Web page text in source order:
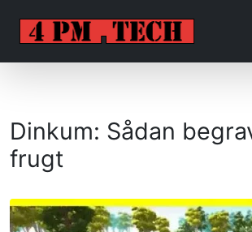
Dinkum: Sådan
frugt